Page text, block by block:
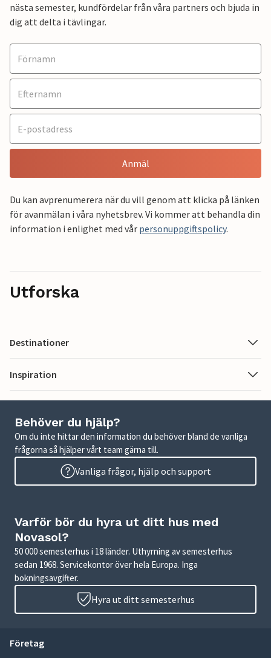
nästa semester, kundfördelar från våra partners och bjuda in
dig att delta i tävlingar.
Anmäl
Du kan avprenumerera när du vill genom att klicka på länken
för avanmälan i våra nyhetsbrev. Vi kommer att behandla din
information i enlighet med vår personuppgiftspolicy.
Utforska
Destinationer
Inspiration
Behöver du hjälp?
Om du inte hittar den information du behöver bland de vanliga
frågorna så hjälper vårt team gärna till.
Vanliga frågor, hjälp och support
Varför bör du hyra ut ditt hus med
Novasol?
50 000 semesterhus i 18 länder. Uthyrning av semesterhus
sedan 1968. Servicekontor över hela Europa. Inga
bokningsavgifter.
Hyra ut ditt semesterhus
Företag